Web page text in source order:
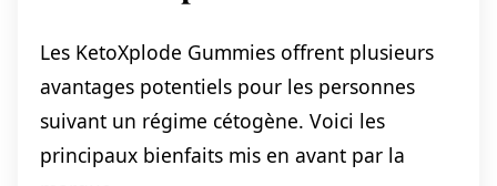
Les KetoXplode Gummies offrent plusieurs
avantages potentiels pour les personnes
suivant un régime cétogène. Voici les
principaux bienfaits mis en avant par la